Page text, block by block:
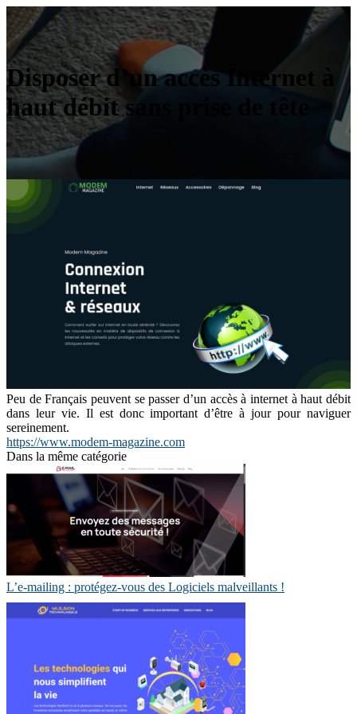
Disposer d’un accès Internet à
haut débit sans prise de tête
Peu de Français peuvent se passer d’un accès à internet à haut débit
dans leur vie. Il est donc important d’être à jour pour naviguer
sereinement.
https://www.modem-magazine.com
Dans la même catégorie
L’e-mailing : protégez-vous des Logiciels malveillants !